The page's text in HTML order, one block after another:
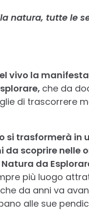
natura, tutte le
vivo la
, che da
di trascorrere
si trasformerà in
da scoprire nelle
da
più luogo
da anni va
alle sue